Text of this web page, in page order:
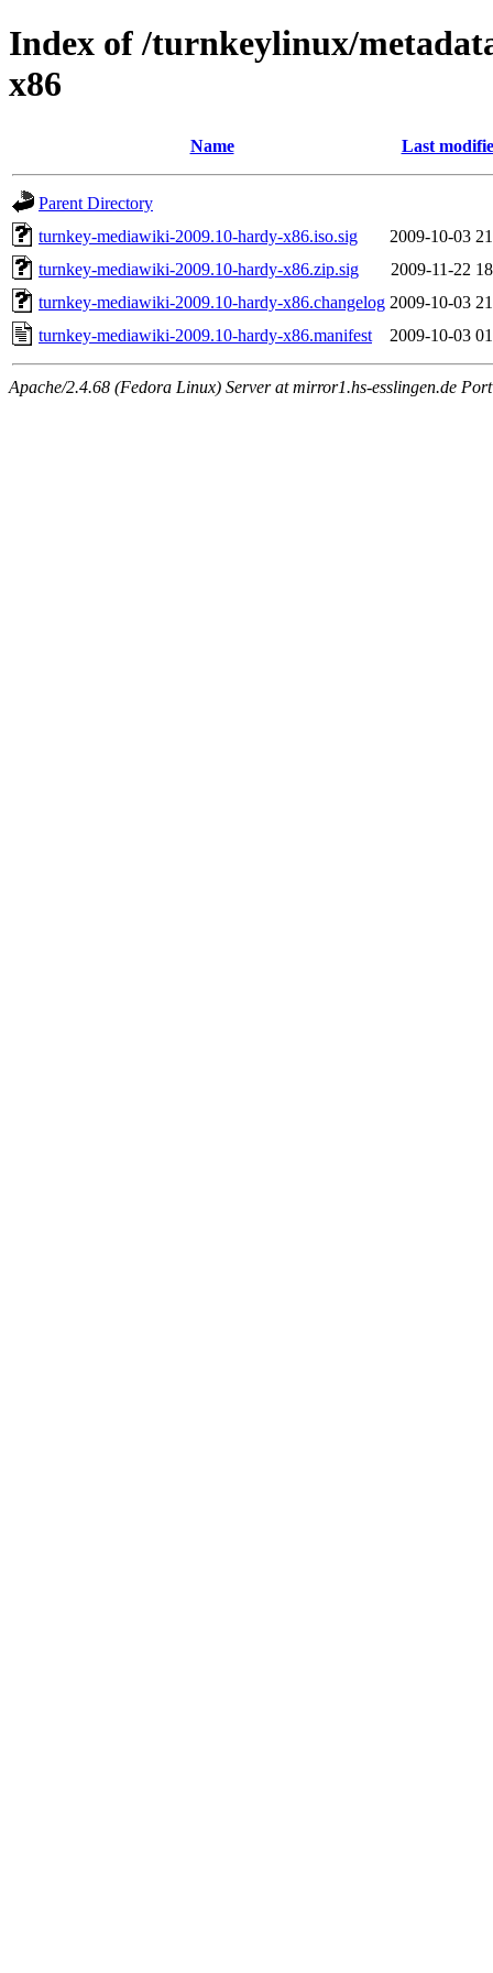
Index of /turnkeylinux/
x86
Name Last
Parent Directory
turnkey-mediawiki-2009.10-hardy-x86.iso.sig
2009-10-03
turnkey-mediawiki-2009.10-hardy-x86.zip.sig
2009-11-22
turnkey-mediawiki-2009.10-hardy-x86.changelog 2009-10-03
turnkey-mediawiki-2009.10-hardy-x86.manifest
2009-10-03
Apache/2.4.68 (Fedora Linux) Server at mirror1.hs-esslingen.de